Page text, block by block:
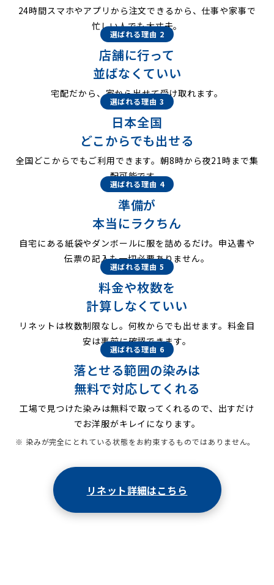
24時間スマホやアプリから注文できるから、仕事や家事で
忙しい人でも大丈夫。
選ばれる理由 2
店舗に行って
並ばなくていい
宅配だから、家から出せて受け取れます。
選ばれる理由 3
日本全国
どこからでも出せる
全国どこからでもご利用できます。朝8時から夜21時まで集
配可能です。
選ばれる理由 4
準備が
本当にラクちん
自宅にある紙袋やダンボールに服を詰めるだけ。申込書や
伝票の記入も一切必要ありません。
選ばれる理由 5
料金や枚数を
計算しなくていい
リネットは枚数制限なし。何枚からでも出せます。料金目
安は事前に確認できます。
選ばれる理由 6
落とせる範囲の染みは
無料で対応してくれる
工場で見つけた染みは無料で取ってくれるので、出すだけ
でお洋服がキレイになります。
※ 染みが完全にとれている状態をお約束するものではありません。
リネット詳細はこちら